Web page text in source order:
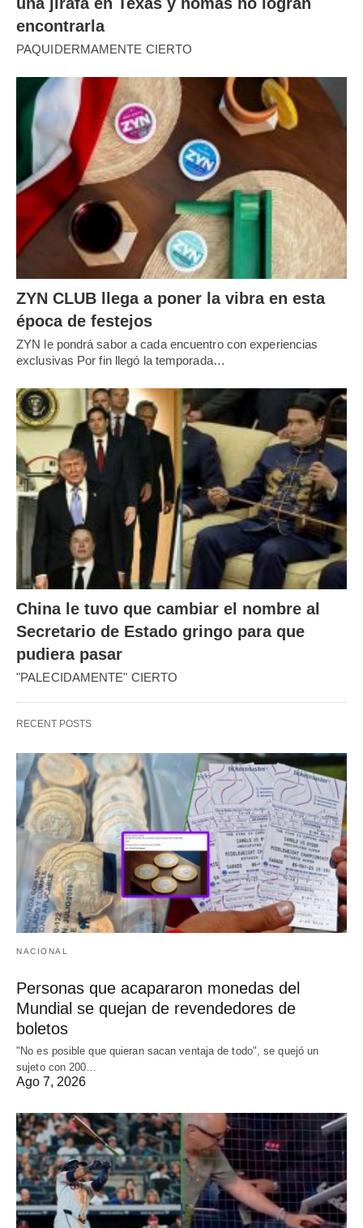
encontrarla
PAQUIDERMAMENTE CIERTO
ZYN CLUB llega a poner la vibra en esta
época de festejos
ZYN le pondrá sabor a cada encuentro con experiencias
exclusivas Por fin llegó la temporada…
China le tuvo que cambiar el nombre al
Secretario de Estado gringo para que
pudiera pasar
"PALECIDAMENTE" CIERTO
RECENT POSTS
NACIONAL
Personas que acapararon monedas del
Mundial se quejan de revendedores de
boletos
"No es posible que quieran sacan ventaja de todo", se quejó un
sujeto con 200…
Ago 7, 2026